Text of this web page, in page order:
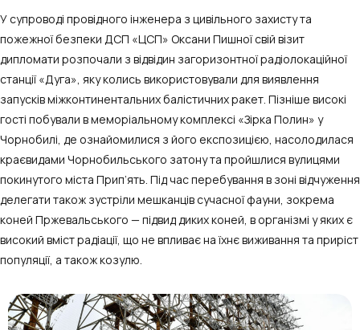
У супроводі провідного інженера з цивільного захисту та
пожежної безпеки ДСП «ЦСП» Оксани Пишної свій візит
дипломати розпочали з відвідин загоризонтної радіолокаційної
станції «Дуга», яку колись використовували для виявлення
запусків міжконтинентальних балістичних ракет. Пізніше високі
гості побували в меморіальному комплексі «Зірка Полин» у
Чорнобилі, де ознайомилися з його експозицією, насолодилася
краєвидами Чорнобильського затону та пройшлися вулицями
покинутого міста Прип’ять. Під час перебування в зоні відчуження
делегати також зустріли мешканців сучасної фауни, зокрема
коней Пржевальського — підвид диких коней, в організмі у яких є
високий вміст радіації, що не впливає на їхнє виживання та приріст
популяції, а також козулю.